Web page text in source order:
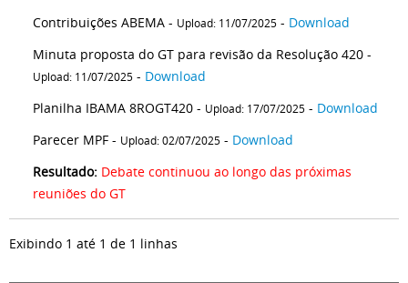
Contribuições ABEMA - Upload: 11/07/2025 - Download
Minuta proposta do GT para revisão da Resolução 420 -
Upload: 11/07/2025 - Download
Planilha IBAMA 8ROGT420 - Upload: 17/07/2025 - Download
Parecer MPF - Upload: 02/07/2025 - Download
Resultado: Debate continuou ao longo das próximas
reuniões do GT
Exibindo 1 até 1 de 1 linhas